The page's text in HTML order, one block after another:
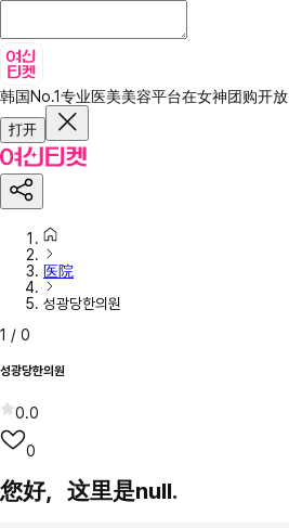
韩国No.1专业医美美容平台在女神团购开放
打开
医院
성광당한의원
1 / 0
성광당한의원
0.0
0
您好，这里是null.